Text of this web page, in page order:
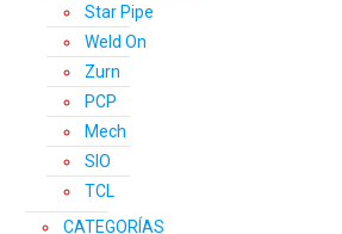
Star Pipe
Weld On
Zurn
PCP
Mech
SIO
TCL
CATEGORÍAS